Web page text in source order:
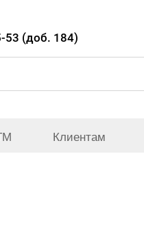
53 (доб. 184)
Клиентам